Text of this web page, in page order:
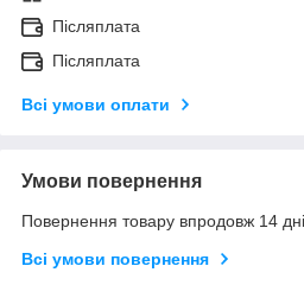
Післяплата
Післяплата
Всі умови оплати
Умови повернення
Повернення товару впродовж 14
Всі умови повернення